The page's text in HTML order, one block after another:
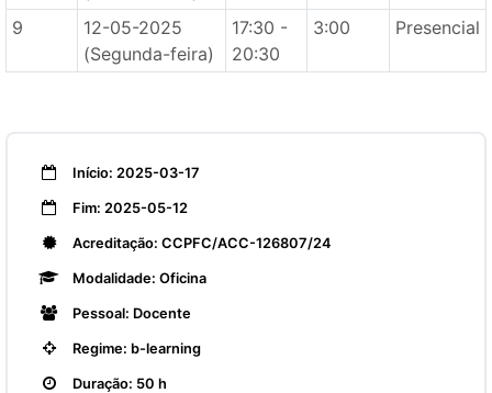
9
12-05-2025
(Segunda-feira)
17:30 -
20:30
3:00 Presencial
Início: 2025-03-17
Fim: 2025-05-12
Acreditação: CCPFC/ACC-126807/24
Modalidade: Oficina
Pessoal: Docente
Regime: b-learning
Duração: 50 h